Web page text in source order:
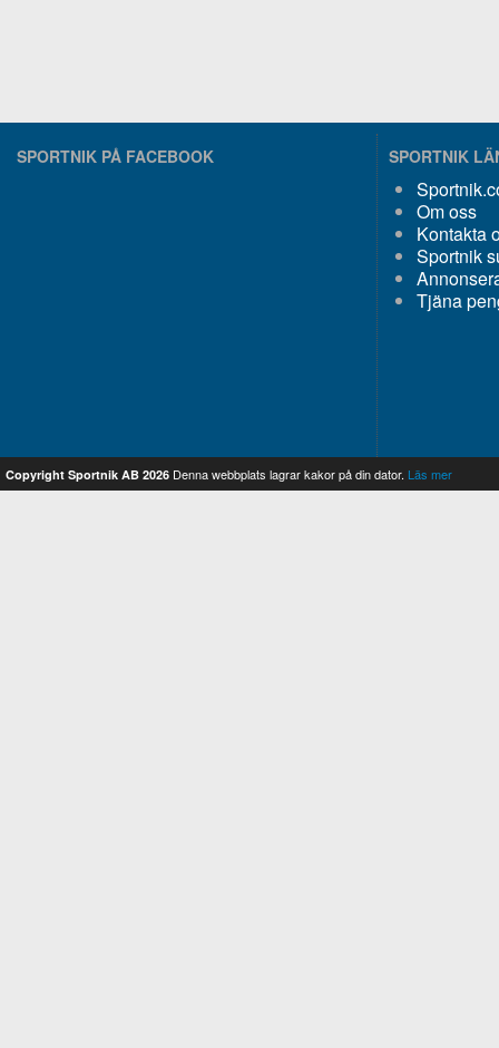
SPORTNIK PÅ FACEBOOK SPORTNIK
Om oss
Kontakta
Sportnik
Tjäna
Copyright Sportnik AB 2026 Denna webbplats lagrar kakor på din dator. Läs mer